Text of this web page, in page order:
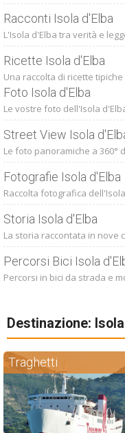
Racconti Isola d'Elba
L'Isola d'Elba tra verità e
Ricette Isola d'Elba
Una raccolta di ricette
Foto Isola d'Elba
Le vostre foto dell'Isola
Street View Isola
Le foto panoramiche a 360°
Fotografie Isola d'Elba
Raccolta fotografica
Storia Isola d'Elba
La storia raccontata in nove
Percorsi Bici Isola
Percorsi in bici da strada e
Destinazione:
Traghetti